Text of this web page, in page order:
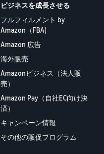
ビジネスを成長させる
フルフィルメント by
Amazon（FBA)
Amazon 広告
海外販売
Amazonビジネス（法人販
売）
Amazon Pay（自社EC向け決
済）
キャンペーン情報
その他の販促プログラム